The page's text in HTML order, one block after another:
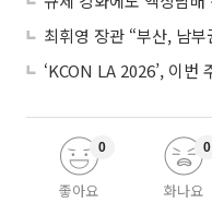
좋아요
0
화나요
0